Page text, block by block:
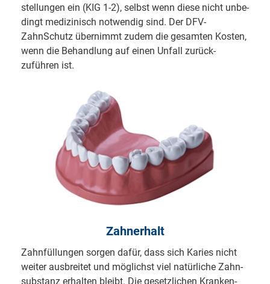
stellun­gen ein (KIG 1-2), selbst wenn diese nicht un­be­
dingt me­di­zi­nisch notwendig sind. Der DFV-
ZahnSchutz über­nimmt zudem die ge­samten Kosten,
wenn die Be­hand­lung auf einen Unfall zurück­
zuführen ist.
Zahnerhalt
Zahnfüllungen sorgen dafür, dass sich Ka­ri­es nicht
weiter aus­brei­tet und mög­lichst viel na­tür­li­che Zahn­
sub­stanz er­hal­ten bleibt. Die ge­setz­li­chen Kran­ken­